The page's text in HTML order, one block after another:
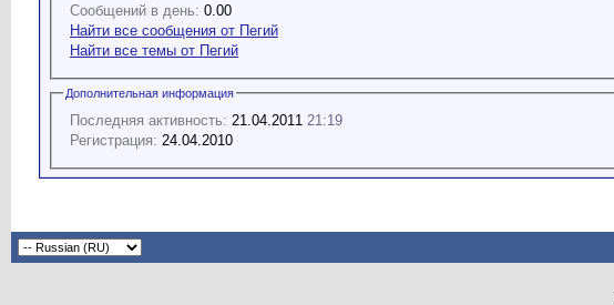
Сообщений в день: 0.00
Найти все сообщения от Пегий
Найти все темы от Пегий
Дополнительная информация
Последняя активность: 21.04.2011 21:19
Регистрация: 24.04.2010